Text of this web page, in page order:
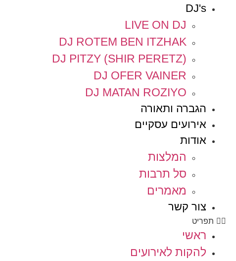
DJ's
LIVE ON DJ
DJ ROTEM BEN ITZHAK
DJ PITZY (SHIR PERETZ)
DJ OFER VAINER
DJ MATAN ROZIYO
הגברה ותאורה
אירועים עסקיים
אודות
המלצות
סל תרבות
מאמרים
צור קשר
תפריט
ראשי
להקות לאירועים